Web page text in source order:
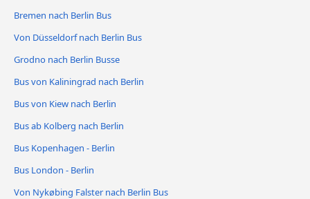
Bremen nach Berlin Bus
Von Düsseldorf nach Berlin Bus
Grodno nach Berlin Busse
Bus von Kaliningrad nach Berlin
Bus von Kiew nach Berlin
Bus ab Kolberg nach Berlin
Bus Kopenhagen - Berlin
Bus London - Berlin
Von Nykøbing Falster nach Berlin Bus